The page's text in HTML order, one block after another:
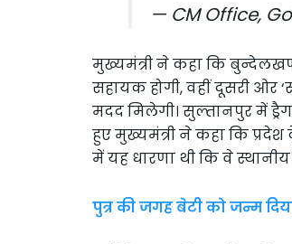
— CM Office,
मुख्यमंत्री ने कहा कि
सहायक होगी, वहीं दूसरी ओर
मदद मिलेगी। सुल्तानपुर में
हुए मुख्यमंत्री ने कहा कि
में यह धारणा थी कि वे
पुत्र की जगह बेटी को जन्म